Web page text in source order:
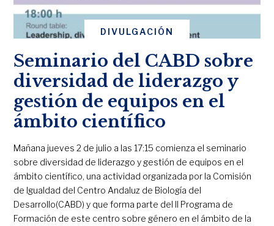
DIVULGACIÓN
Seminario del CABD sobre
diversidad de liderazgo y
gestión de equipos en el
ámbito científico
Mañana jueves 2 de julio a las 17:15 comienza el seminario
sobre diversidad de liderazgo y gestión de equipos en el
ámbito científico, una actividad organizada por la Comisión
de Igualdad del Centro Andaluz de Biología del
Desarrollo(CABD) y que forma parte del II Programa de
Formación de este centro sobre género en el ámbito de la